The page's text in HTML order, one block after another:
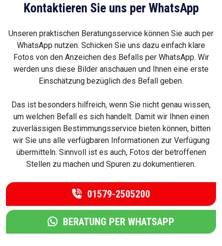
Kontaktieren Sie uns per WhatsApp
Unseren praktischen Beratungsservice können Sie auch per
WhatsApp nutzen. Schicken Sie uns dazu einfach klare
Fotos von den Anzeichen des Befalls per WhatsApp. Wir
werden uns diese Bilder anschauen und Ihnen eine erste
Einschätzung bezüglich des Befall geben.
Das ist besonders hilfreich, wenn Sie nicht genau wissen,
um welchen Befall es sich handelt. Damit wir Ihnen einen
zuverlässigen Bestimmungsservice bieten können, bitten
wir Sie uns alle verfügbaren Informationen zur Verfügung
übermitteln. Sinnvoll ist es auch, Fotos der betroffenen
Stellen zu machen und Spuren zu dokumentieren.
01579-2505200
BERATUNG PER WHATSAPP